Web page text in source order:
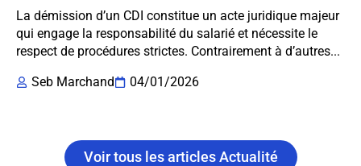
La démission d’un CDI constitue un acte juridique majeur
qui engage la responsabilité du salarié et nécessite le
respect de procédures strictes. Contrairement à d’autres...
Seb Marchand
04/01/2026
Voir tous les articles Actualité